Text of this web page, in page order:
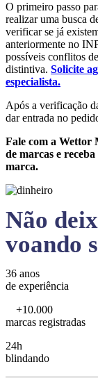
O primeiro passo
realizar uma busca
verificar se já
anteriormente no
possíveis conflitos
distintiva. Solicite
especialista.
Após a verificação
dar entrada no
Fale com a Wettor
de marcas e
marca.
Não
voando
36 anos
de experiência
+10.000
marcas registradas
24h
blindando